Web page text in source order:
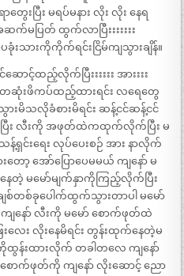
ေးပြီး မရပ်မနား လိုး လိုး နေရ
အဆက်မပြတ် ထွက်လာပြီးးးးးးး
ခုံးသားကိုကိုက်ရင်းငြိမ်ကျသွားချိန်။
ာင့်ထည့်လိုက်ပြီးးးးးး အားးးး
ဆုံးဖိကပ်ထည့်ထားရင်း လရေတွေ
သလိုခံစားမိရင်း ဆန့်ငင်ဆန့်ငင်
က်ပြီး လီးကို အဖုတ်ထဲကထုက်လိုက်ပြီး မ
ရှင်းရေး လုပ်ပေးစဉ် အား နာလိုက်
ော့ အော်ပြောပေမမယ် ကျနော် မ
နေတဲ့ မမော်မျက်နှာကိုကြည့်လိုက်ပြီး
စ်တစ်ခုပေါက်ထွက်သွားတာပါ မမော်
ျနော် လီးကို မမော် စောက်ဖုတ်ထဲ
လေး လိုးနေမိရင်း တွန်းထုက်နေတဲ့မ
န်းထားလိုက် တခါတလေ ကျနော်
ောက်ဖုတ်ကို ကျနော် လိုးဆောင့် ညော